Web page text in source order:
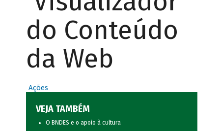
do Conteúdo
da Web
Ações
VEJA TAMBÉM
O BNDES e o apoio à cultura